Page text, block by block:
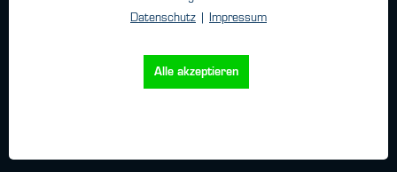
Oehleckerring 32 • 22419 Hamburg
Datenschutz
Impressum
Alle akzeptieren